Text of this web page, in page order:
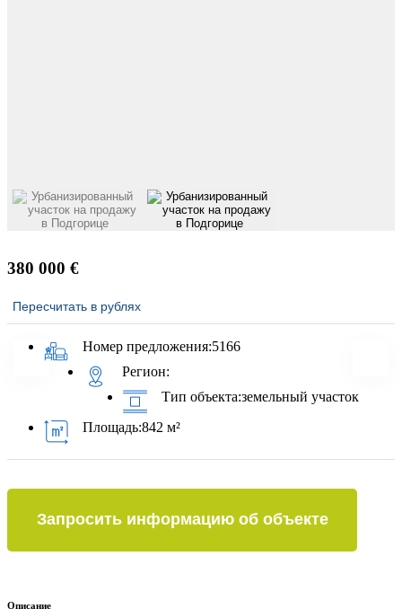
380 000 €
Пересчитать в рублях
Номер предложения:5166
Регион:
Тип объекта:земельный участок
Площадь:842 м²
Запросить информацию об объекте
Описание